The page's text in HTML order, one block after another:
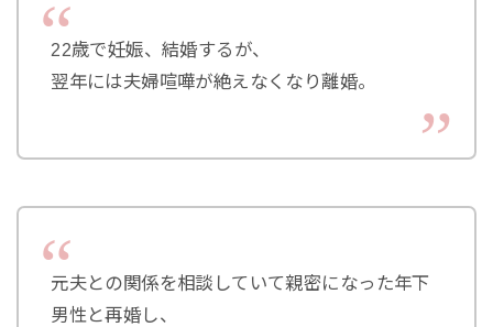
22歳で妊娠、結婚するが、
翌年には夫婦喧嘩が絶えなくなり離婚。
元夫との関係を相談していて親密になった年下
男性と再婚し、